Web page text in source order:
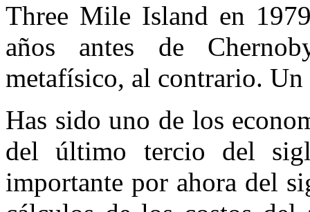
Three Mile Island en
años antes de
metafísico, al contrario.
Has sido uno de los
del último tercio del
importante por ahora del